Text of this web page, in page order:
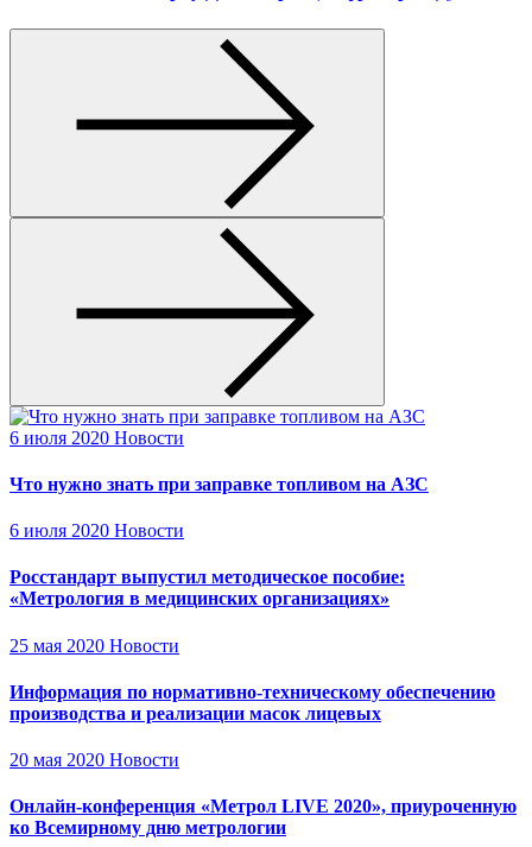
6 июля 2020 Новости
Что нужно знать при заправке топливом на АЗС
6 июля 2020 Новости
Росстандарт выпустил методическое пособие:
«Метрология в медицинских организациях»
25 мая 2020 Новости
Информация по нормативно-техническому обеспечению
производства и реализации масок лицевых
20 мая 2020 Новости
Онлайн-конференция «Метрол LIVE 2020», приуроченную
ко Всемирному дню метрологии